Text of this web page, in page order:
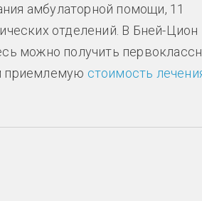
амбулаторной помощи, 11
отделений. В Бней-Цион
можно получить
приемлемую стоимость